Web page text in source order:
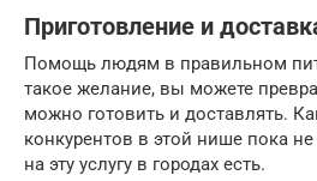
Приготовление и
Помощь людям в правильном
такое желание, вы можете
можно готовить и доставлять.
конкурентов в этой нише пока
на эту услугу в городах есть.